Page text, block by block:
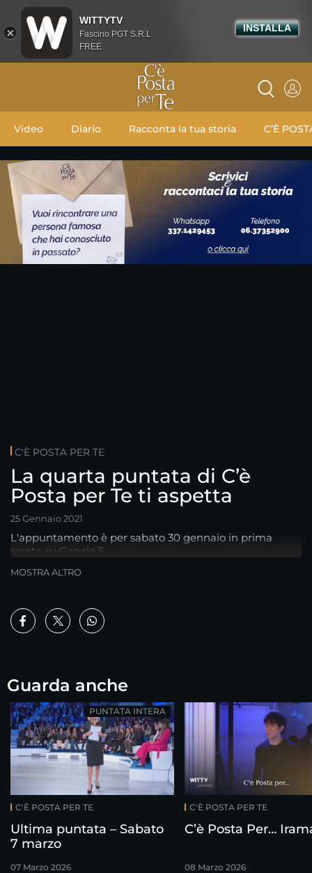
Video Diario Racconta la tua storia C’È
C'È POSTA PER TE
La quarta puntata di C’è
Posta per Te ti aspetta
25 Gennaio 2021
L'appuntamento è per sabato 30 gennaio in prima
serata su Canale 5.
MOSTRA ALTRO
Guarda anche
C'È POSTA PER TE
Ultima puntata – Sabato
7 marzo
07 Marzo 2026
PUNTATA INTERA
C'È POSTA PER TE
C’è Posta Per…
08 Marzo 2026
WITTYTV
Fascino PGT S.R.L
FREE
INSTALLA